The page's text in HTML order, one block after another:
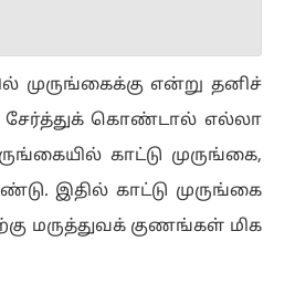
முருங்கைக்கு என்று தனிச்
சேர்த்துக் கொண்டால் எல்லா
காட்டு முருங்கை,
இதில் காட்டு முருங்கை
மருத்துவக் குணங்கள் மிக